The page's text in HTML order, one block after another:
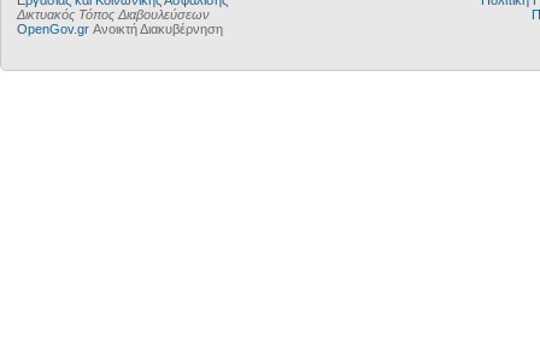
Δικτυακός Τόπος Διαβουλεύσεων
OpenGov.gr Ανοικτή Διακυβέρνηση